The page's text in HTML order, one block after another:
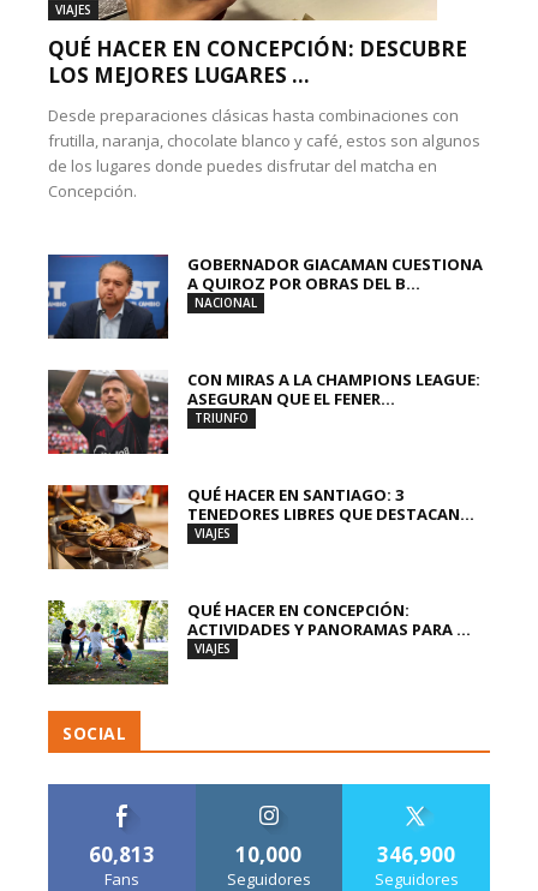
VIAJES
QUÉ HACER EN CONCEPCIÓN: DESCUBRE
LOS MEJORES LUGARES ...
Desde preparaciones clásicas hasta combinaciones con
frutilla, naranja, chocolate blanco y café, estos son algunos
de los lugares donde puedes disfrutar del matcha en
Concepción.
GOBERNADOR GIACAMAN CUESTIONA
A QUIROZ POR OBRAS DEL B...
NACIONAL
CON MIRAS A LA CHAMPIONS LEAGUE:
ASEGURAN QUE EL FENER...
TRIUNFO
QUÉ HACER EN SANTIAGO: 3
TENEDORES LIBRES QUE DESTACAN...
VIAJES
QUÉ HACER EN CONCEPCIÓN:
ACTIVIDADES Y PANORAMAS PARA ...
VIAJES
SOCIAL
60,813
Fans
10,000
Seguidores
346,900
Seguidores